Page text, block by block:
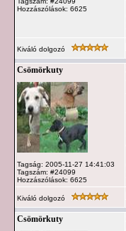
Hozzászólások: 6625
Kiváló dolgozó
Csömörkuty
Tagság: 2005-11-27 14:41:03
Tagszám: #24099
Hozzászólások: 6625
Kiváló dolgozó
Csömörkuty